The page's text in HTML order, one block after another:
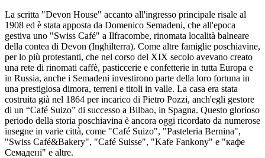
La scritta "Devon House" accanto all'ingresso principale risale al
1908 ed è stata apposta da Domenico Semadeni, che all'epoca
gestiva uno "Swiss Café" a Ilfracombe, rinomata località balneare
della contea di Devon (Inghilterra). Come altre famiglie poschiavine,
per lo più protestanti, che nel corso del XIX secolo avevano creato
una rete di rinomati caffè, pasticcerie e confetterie in tutta Europa e
in Russia, anche i Semadeni investirono parte della loro fortuna in
una prestigiosa dimora, terreni e titoli in valle. La casa era stata
costruita già nel 1864 per incarico di Pietro Pozzi, anch'egli gestore
di un “Café Suizo” di successo a Bilbao, in Spagna. Questo glorioso
periodo della storia poschiavina è ancora oggi ricordato da numerose
insegne in varie città, come "Café Suizo", "Pasteleria Bernina",
"Swiss Café&Bakery", "Café Suisse", "Kafe Fankony" e "кафе
Семадені" e altre.